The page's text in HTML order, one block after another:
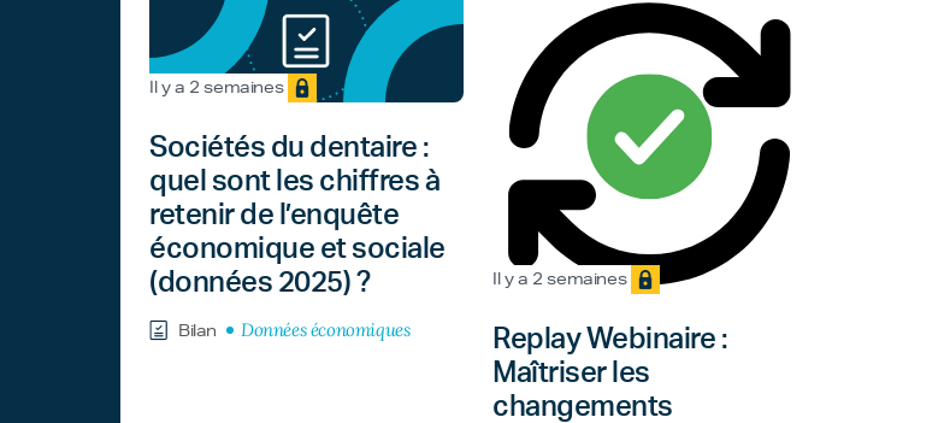
Il y a 2 semaines
Sociétés du dentaire :
quel sont les chiffres à
retenir de l’enquête
économique et sociale
(données 2025) ?
Bilan Données économiques
Il y a 2 semaines
Replay Webinaire :
Maîtriser les
changements